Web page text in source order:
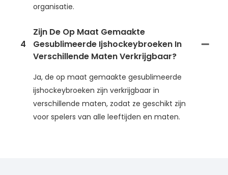
organisatie.
4
Zijn De Op Maat Gemaakte
Gesublimeerde Ijshockeybroeken In
Verschillende Maten Verkrijgbaar?
Ja, de op maat gemaakte gesublimeerde
ijshockeybroeken zijn verkrijgbaar in
verschillende maten, zodat ze geschikt zijn
voor spelers van alle leeftijden en maten.